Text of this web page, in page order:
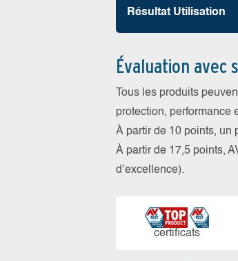
Résultat Utilisation
Évaluation avec
Tous les produits
protection, performance
À partir de 10 points, un
À partir de 17,5 points,
d’excellence).
certi­ficats